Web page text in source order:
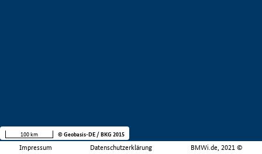
Impressum Datenschutzerklärung BMWi.de, 2021 ©
100 km © Geobasis-DE / BKG 2015